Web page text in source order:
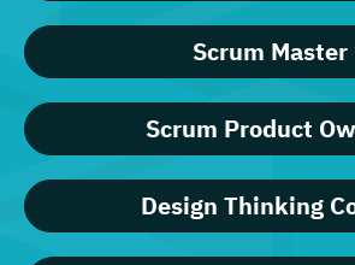
Scrum Master
Scrum Product
Design Thinking